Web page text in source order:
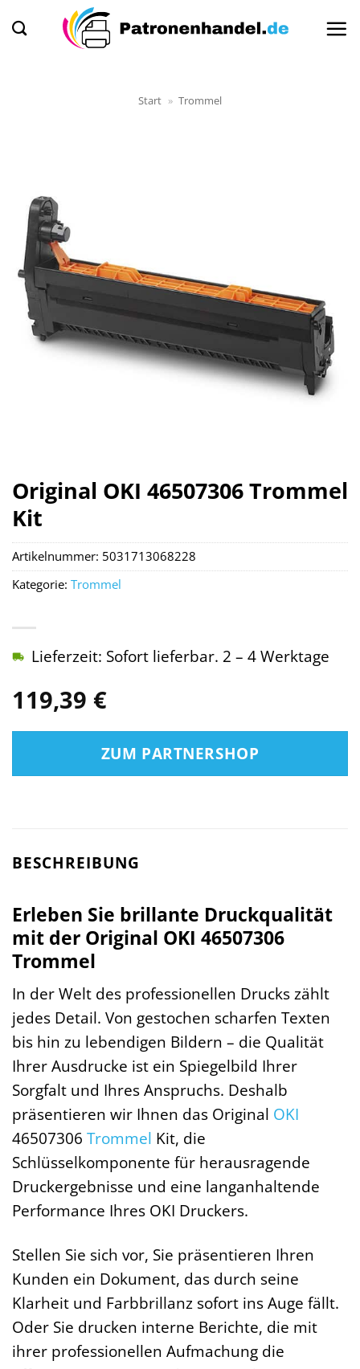
Inhalt
Start » Trommel
Original OKI 46507306 Trommel
Kit
119,39 €
Lieferzeit: Sofort lieferbar. 2 – 4 Werktage
ZUM PARTNERSHOP
Artikelnummer: 5031713068228
Kategorie: Trommel
BESCHREIBUNG
Erleben Sie brillante Druckqualität
mit der Original OKI 46507306
Trommel
In der Welt des professionellen Drucks zählt
jedes Detail. Von gestochen scharfen Texten
bis hin zu lebendigen Bildern – die Qualität
Ihrer Ausdrucke ist ein Spiegelbild Ihrer
Sorgfalt und Ihres Anspruchs. Deshalb
präsentieren wir Ihnen das Original OKI
46507306 Trommel Kit, die
Schlüsselkomponente für herausragende
Druckergebnisse und eine langanhaltende
Performance Ihres OKI Druckers.
Stellen Sie sich vor, Sie präsentieren Ihren
Kunden ein Dokument, das durch seine
Klarheit und Farbbrillanz sofort ins Auge fällt.
Oder Sie drucken interne Berichte, die mit
ihrer professionellen Aufmachung die